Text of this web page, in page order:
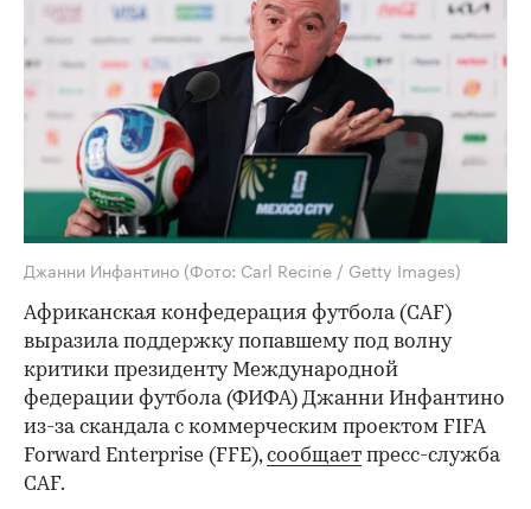
Джанни Инфантино (Фото: Carl Recine / Getty Images)
Африканская конфедерация футбола (CAF)
выразила поддержку попавшему под волну
критики президенту Международной
федерации футбола (ФИФА) Джанни Инфантино
из-за скандала с коммерческим проектом FIFA
Forward Enterprise (FFE),сообщает пресс-служба
СAF.